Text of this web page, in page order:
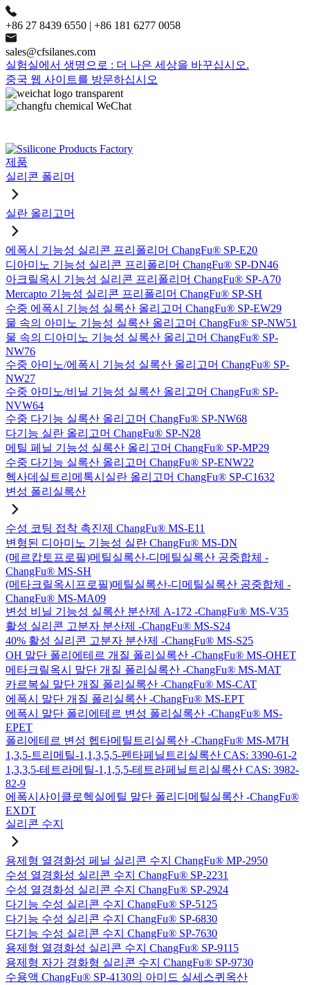
+86 27 8439 6550 | +86 181 6277 0058
sales@cfsilanes.com
실험실에서 생명으로 : 더 나은 세상을 바꾸십시오.
중국 웹 사이트를 방문하십시오
제품
실리콘 폴리머
실란 올리고머
에폭시 기능성 실리콘 프리폴리머 ChangFu® SP-E20
디아미노 기능성 실리콘 프리폴리머 ChangFu® SP-DN46
아크릴옥시 기능성 실리콘 프리폴리머 ChangFu® SP-A70
Mercapto 기능성 실리콘 프리폴리머 ChangFu® SP-SH
수중 에폭시 기능성 실록산 올리고머 ChangFu® SP-EW29
물 속의 아미노 기능성 실록산 올리고머 ChangFu® SP-NW51
물 속의 디아미노 기능성 실록산 올리고머 ChangFu® SP-
NW76
수중 아미노/에폭시 기능성 실록산 올리고머 ChangFu® SP-
NW27
수중 아미노/비닐 기능성 실록산 올리고머 ChangFu® SP-
NVW64
수중 다기능 실록산 올리고머 ChangFu® SP-NW68
다기능 실란 올리고머 ChangFu® SP-N28
메틸 페닐 기능성 실록산 올리고머 ChangFu® SP-MP29
수중 다기능 실록산 올리고머 ChangFu® SP-ENW22
헥사데실트리메톡시실란 올리고머 ChangFu® SP-C1632
변성 폴리실록산
수성 코팅 접착 촉진제 ChangFu® MS-E11
변형된 디아미노 기능성 실란 ChangFu® MS-DN
(메르캅토프로필)메틸실록산-디메틸실록산 공중합체 -
ChangFu® MS-SH
(메타크릴옥시프로필)메틸실록산-디메틸실록산 공중합체 -
ChangFu® MS-MA09
변성 비닐 기능성 실록산 분산제 A-172 -ChangFu® MS-V35
활성 실리콘 고분자 분산제 -ChangFu® MS-S24
40% 활성 실리콘 고분자 분산제 -ChangFu® MS-S25
OH 말단 폴리에테르 개질 폴리실록산 -ChangFu® MS-OHET
메타크릴옥시 말단 개질 폴리실록산 -ChangFu® MS-MAT
카르복실 말단 개질 폴리실록산 -ChangFu® MS-CAT
에폭시 말단 개질 폴리실록산 -ChangFu® MS-EPT
에폭시 말단 폴리에테르 변성 폴리실록산 -ChangFu® MS-
EPET
폴리에테르 변성 헵타메틸트리실록산 -ChangFu® MS-M7H
1,3,5-트리메틸-1,1,3,5,5-펜타페닐트리실록산 CAS: 3390-61-2
1,3,3,5-테트라메틸-1,1,5,5-테트라페닐트리실록산 CAS: 3982-
82-9
에폭시사이클로헥실에틸 말단 폴리디메틸실록산 -ChangFu®
EXDT
실리콘 수지
용제형 열경화성 페닐 실리콘 수지 ChangFu® MP-2950
수성 열경화성 실리콘 수지 ChangFu® SP-2231
수성 열경화성 실리콘 수지 ChangFu® SP-2924
다기능 수성 실리콘 수지 ChangFu® SP-5125
다기능 수성 실리콘 수지 ChangFu® SP-6830
다기능 수성 실리콘 수지 ChangFu® SP-7630
용제형 열경화성 실리콘 수지 ChangFu® SP-9115
용제형 자가 경화형 실리콘 수지 ChangFu® SP-9730
수용액 ChangFu® SP-4130의 아미드 실세스퀴옥산